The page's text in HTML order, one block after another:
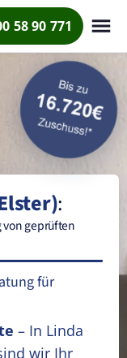
58 90 771
:
von geprüften
für
– In Linda
wir Ihr